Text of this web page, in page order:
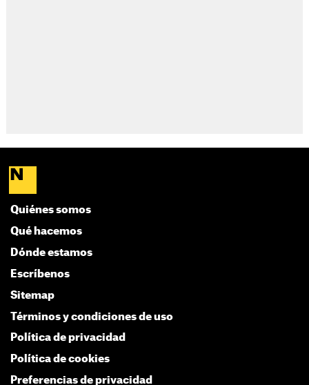
Quiénes somos
Qué hacemos
Dónde estamos
Escríbenos
Sitemap
Términos y condiciones de uso
Política de privacidad
Política de cookies
Preferencias de privacidad